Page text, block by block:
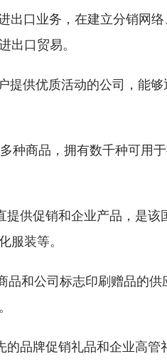
出口业务，在建立分销网
出口贸易。
提供优质活动的公司，能
种商品，拥有数千种可用于
提供促销和企业产品，是该
服装等。
品和公司标志印刷赠品的
的品牌促销礼品和企业高管